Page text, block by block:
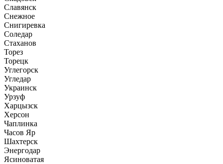
Славянск
Снежное
Снигиревка
Соледар
Стаханов
Торез
Торецк
Углегорск
Угледар
Украинск
Урзуф
Харцызск
Херсон
Чаплинка
Часов Яр
Шахтерск
Энергодар
Ясиноватая